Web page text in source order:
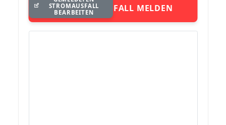
STROMAUSFALL MELDEN
STROMAUSFALL
BEARBEITEN